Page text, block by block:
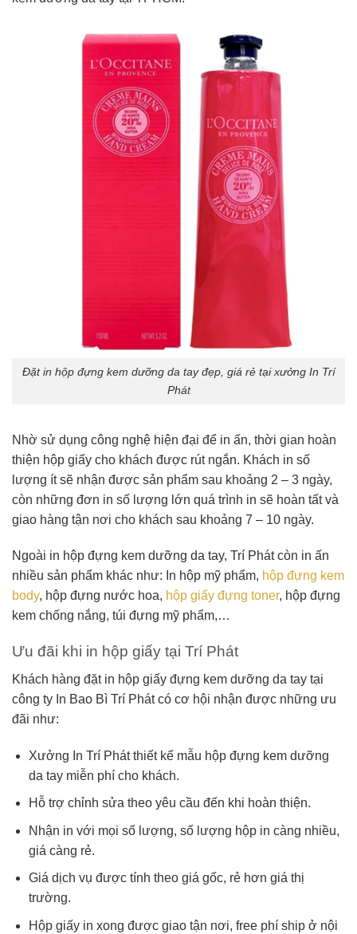
Đặt in hộp đựng kem dưỡng da tay đẹp, giá rẻ tại xưởng In Trí
Phát
Nhờ sử dụng công nghệ hiện đại để in ấn, thời gian hoàn
thiện hộp giấy cho khách được rút ngắn. Khách in số
lượng ít sẽ nhận được sản phẩm sau khoảng 2 – 3 ngày,
còn những đơn in số lượng lớn quá trình in sẽ hoàn tất và
giao hàng tận nơi cho khách sau khoảng 7 – 10 ngày.
Ngoài in hộp đựng kem dưỡng da tay, Trí Phát còn in ấn
nhiều sản phẩm khác như: In hộp mỹ phẩm, hộp đựng kem
body, hộp đựng nước hoa, hộp giấy đựng toner, hộp đựng
kem chống nắng, túi đựng mỹ phẩm,…
Ưu đãi khi in hộp giấy tại Trí Phát
Khách hàng đặt in hộp giấy đựng kem dưỡng da tay tại
công ty In Bao Bì Trí Phát có cơ hội nhận được những ưu
đãi như:
Xưởng In Trí Phát thiết kế mẫu hộp đựng kem dưỡng
da tay miễn phí cho khách.
Hỗ trợ chỉnh sửa theo yêu cầu đến khi hoàn thiện.
Nhận in với mọi số lượng, số lượng hộp in càng nhiều,
giá càng rẻ.
Giá dịch vụ được tính theo giá gốc, rẻ hơn giá thị
trường.
Hộp giấy in xong được giao tận nơi, free phí ship ở nội